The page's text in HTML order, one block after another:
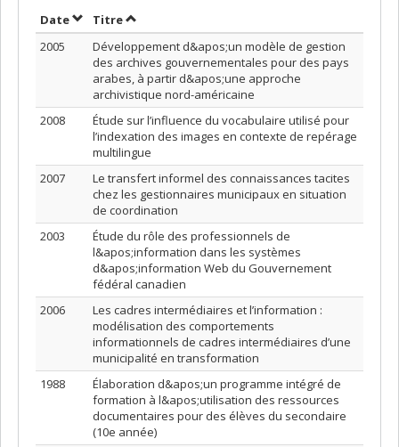
DateTrier par date en ordre croissant
TitreTrier par titre en ordre croissant
2005
Développement d&apos;un modèle de gestion
des archives gouvernementales pour des pays
arabes, à partir d&apos;une approche
archivistique nord-américaine
2008
Étude sur l’influence du vocabulaire utilisé pour
l’indexation des images en contexte de repérage
multilingue
2007
Le transfert informel des connaissances tacites
chez les gestionnaires municipaux en situation
de coordination
2003
Étude du rôle des professionnels de
l&apos;information dans les systèmes
d&apos;information Web du Gouvernement
fédéral canadien
2006
Les cadres intermédiaires et l’information :
modélisation des comportements
informationnels de cadres intermédiaires d’une
municipalité en transformation
1988
Élaboration d&apos;un programme intégré de
formation à l&apos;utilisation des ressources
documentaires pour des élèves du secondaire
(10e année)